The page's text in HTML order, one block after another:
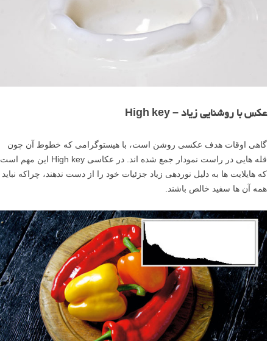
عکس با روشنایی زیاد – High key
گاهی اوقات هدف عکسی روشن است، با هیستوگرامی که خطوط آن چون
قله هایی در راست نمودار جمع شده اند. در عکاسی High key این مهم است
که هایلایت ها به دلیل نوردهی زیاد جزئیات خود را از دست ندهند، چراکه نباید
همه آن ها سفید خالص باشند.